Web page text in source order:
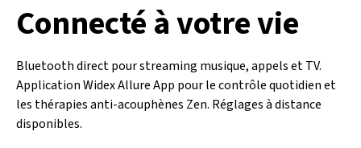
Connecté à votre vie
Bluetooth direct pour streaming musique, appels et TV.
Application Widex Allure App pour le contrôle quotidien et
les thérapies anti-acouphènes Zen. Réglages à distance
disponibles.